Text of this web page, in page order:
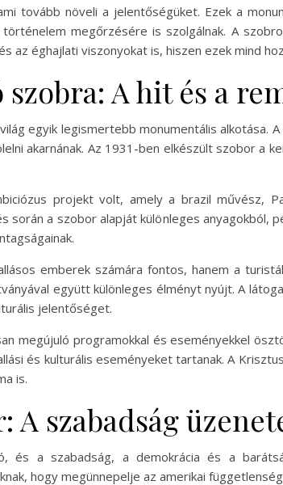
tovább növeli a jelentőségüket. Ezek a
megőrzésére is szolgálnak. A
az éghajlati viszonyokat is, hiszen ezek mind
A hit és a
egyik legismertebb monumentális alkotása.
akarnának. Az 1931-ben elkészült szobor
projekt volt, amely a brazil művész,
a szobor alapját különleges anyagokból,
emberek számára fontos, hanem a
együtt különleges élményt nyújt. A
jelentőséget.
megújuló programokkal és eseményekkel
és kulturális eseményeket tartanak. A
is.
A szabadság
és a szabadság, a demokrácia és a
hogy megünnepelje az amerikai